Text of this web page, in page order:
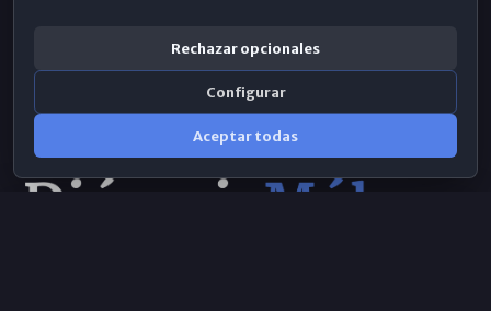
Rechazar opcionales
Configurar
Aceptar todas